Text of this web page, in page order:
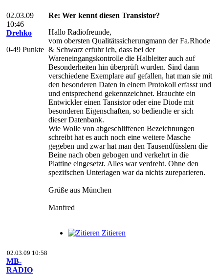
02.03.09
10:46
Drehko
0-49 Punkte
Re: Wer kennt diesen Transistor?
Hallo Radiofreunde,
vom obersten Qualitätssicherungmann der Fa.Rhode
& Schwarz erfuhr ich, dass bei der
Wareneingangskontrolle die Halbleiter auch auf
Besonderheiten hin überprüft wurden. Sind dann
verschiedene Exemplare auf gefallen, hat man sie mit
den besonderen Daten in einem Protokoll erfasst und
und entsprechend gekennzeichnet. Brauchte ein
Entwickler einen Tansistor oder eine Diode mit
besonderen Eigenschaften, so bediendte er sich
dieser Datenbank.
Wie Wolle von abgeschliffenen Bezeichnungen
schreibt hat es auch noch eine weitere Masche
gegeben und zwar hat man den Tausendfüsslern die
Beine nach oben gebogen und verkehrt in die
Plattine eingesetzt. Alles war verdreht. Ohne den
spezifschen Unterlagen war da nichts zureparieren.
Grüße aus München
Manfred
Zitieren
02.03.09 10:58
MB-
RADIO